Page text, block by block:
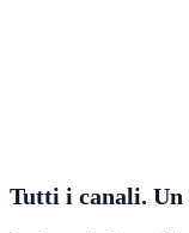
Tutti i canali. Un